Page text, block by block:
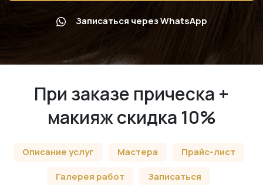
Записаться через WhatsApp
При заказе прическа +
макияж скидка 10%
Описание услуг Мастера
Прайс-лист
Галерея работ
Записаться